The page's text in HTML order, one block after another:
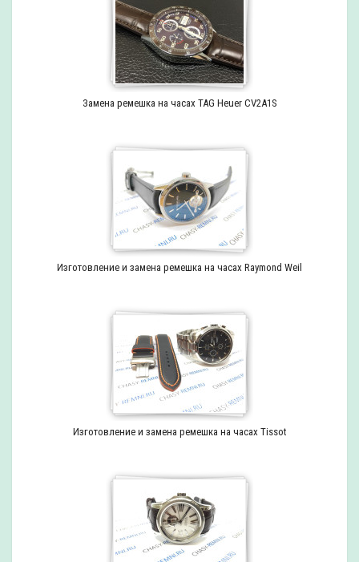
Замена ремешка на часах TAG Heuer CV2A1S
Изготовление и замена ремешка на часах Raymond Weil
Изготовление и замена ремешка на часах Tissot